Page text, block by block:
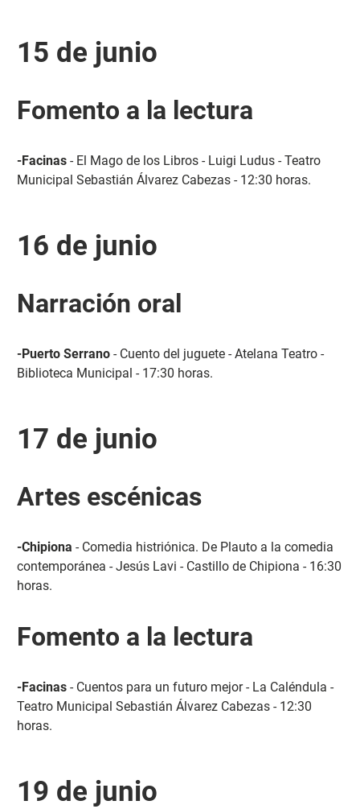
15 de junio
Fomento a la lectura
-Facinas- El Mago de los Libros - Luigi Ludus - Teatro
Municipal Sebastián Álvarez Cabezas - 12:30 horas.
16 de junio
Narración oral
-Puerto Serrano- Cuento del juguete - Atelana Teatro -
Biblioteca Municipal - 17:30 horas.
17 de junio
Artes escénicas
-Chipiona - Comedia histriónica. De Plauto a la comedia
contemporánea - Jesús Lavi - Castillo de Chipiona - 16:30
horas.
Fomento a la lectura
-Facinas- Cuentos para un futuro mejor - La Caléndula -
Teatro Municipal Sebastián Álvarez Cabezas - 12:30
horas.
19 de junio